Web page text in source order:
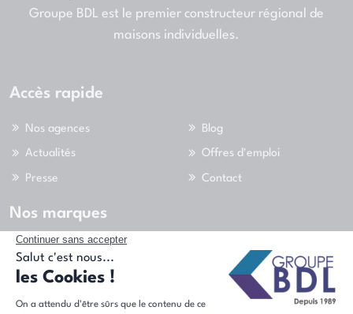
Groupe BDL est le premier constructeur régional de
maisons individuelles.
Accès rapide
Nos agences
Actualités
Presse
Blog
Offres d'emploi
Contact
Nos marques